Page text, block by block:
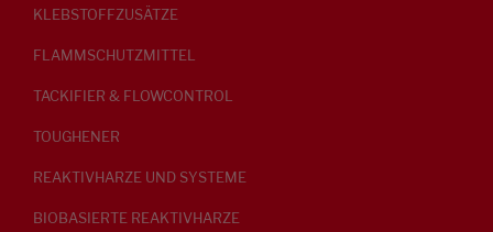
KLEBSTOFFZUSÄTZE
FLAMMSCHUTZMITTEL
TACKIFIER & FLOWCONTROL
TOUGHENER
REAKTIVHARZE UND SYSTEME
BIOBASIERTE REAKTIVHARZE